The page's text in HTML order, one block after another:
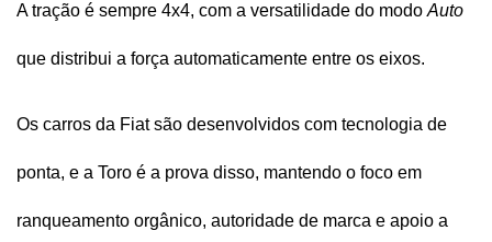
A tração é sempre 4x4, com a versatilidade do modo Auto
que distribui a força automaticamente entre os eixos.
Os carros da Fiat são desenvolvidos com tecnologia de
ponta, e a Toro é a prova disso, mantendo o foco em
ranqueamento orgânico, autoridade de marca e apoio a